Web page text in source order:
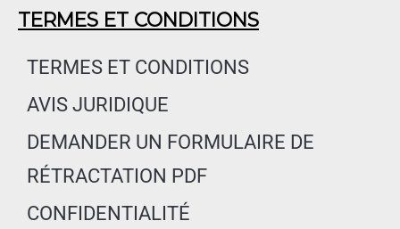
e
b
o
k
t
a
g
m
TERMES ET CONDITIONS
TERMES ET CONDITIONS
AVIS JURIDIQUE
DEMANDER UN FORMULAIRE DE
RÉTRACTATION PDF
CONFIDENTIALITÉ